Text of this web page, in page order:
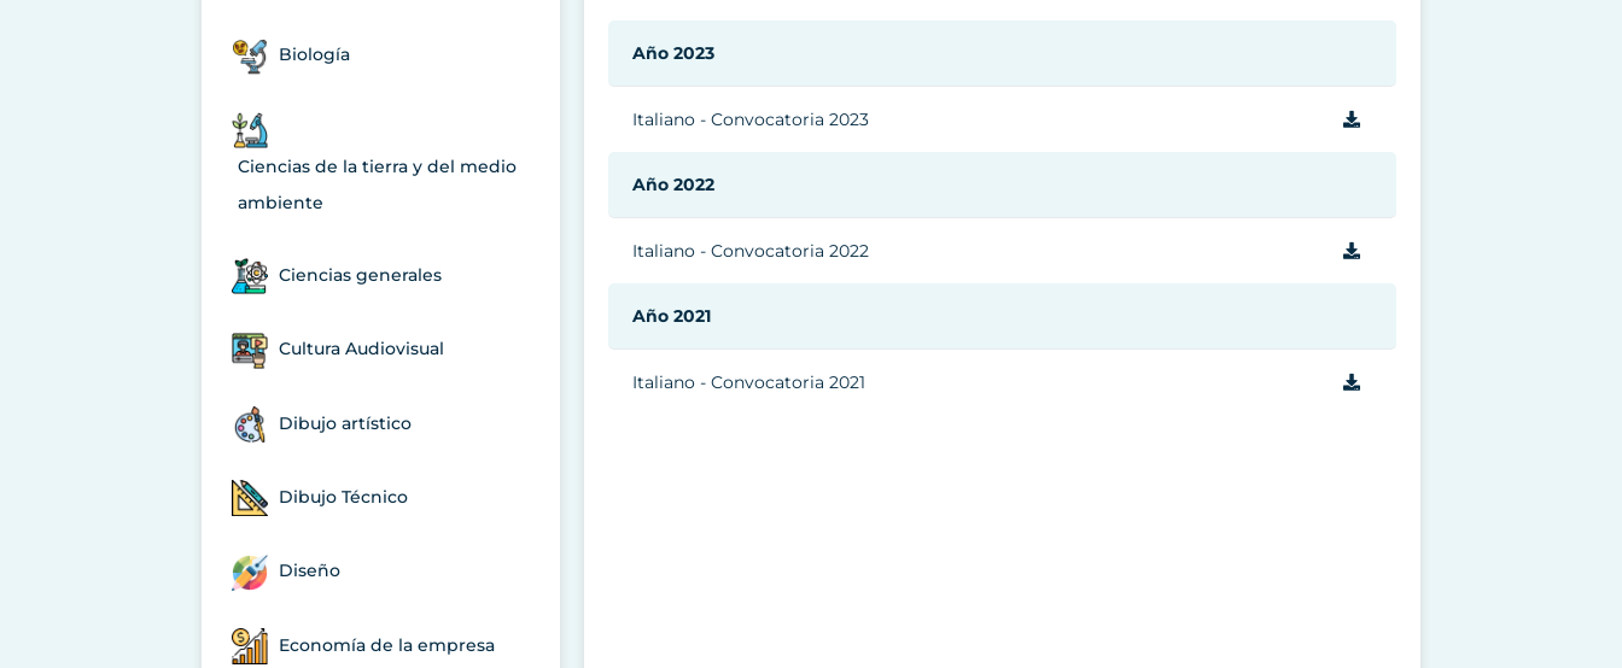
Biología
Ciencias de la tierra y del medio
ambiente
Ciencias generales
Cultura Audiovisual
Dibujo artístico
Dibujo Técnico
Diseño
Economía de la empresa
Año 2023
Italiano - Convocatoria 2023
Año 2022
Italiano - Convocatoria 2022
Año 2021
Italiano - Convocatoria 2021